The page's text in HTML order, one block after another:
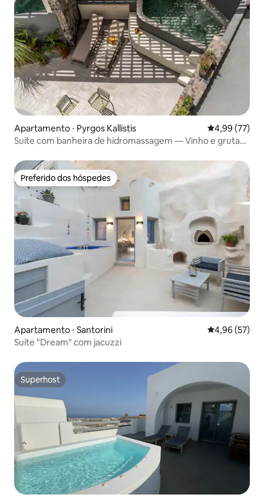
Apartamento ⋅ Pyrgos Kallistis 4,99 de uma
4,99 (77)
Suíte com banheira de hidromassagem — Vinho e grutas
Preferido dos hóspedes
Preferido dos hóspedes
Apartamento ⋅ Santorini 4,96 de uma
4,96 (57)
Suíte "Dream" com jacuzzi
Superhost
Superhost